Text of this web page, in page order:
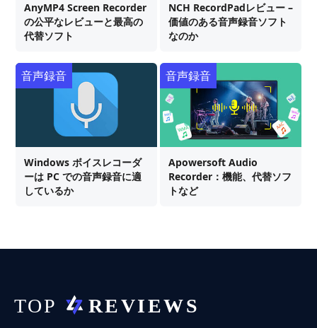
AnyMP4 Screen Recorder
の公平なレビューと最高の
代替ソフト
NCH RecordPadレビュー –
価値のある音声録音ソフト
なのか
Windows ボイスレコーダ
ーは PC での音声録音に適
しているか
音声録音
Apowersoft Audio
Recorder：機能、代替ソフ
トなど
音声録音